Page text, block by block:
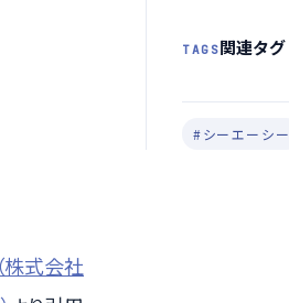
株式会社
TAGS関連タグ
#シーエーシー